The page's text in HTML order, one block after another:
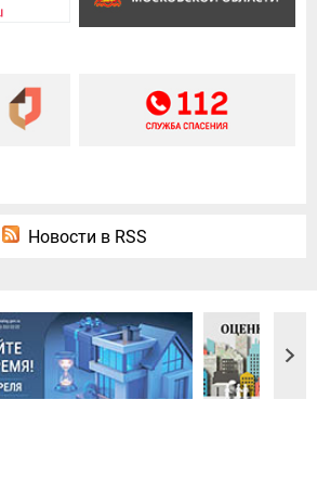
Новости в RSS